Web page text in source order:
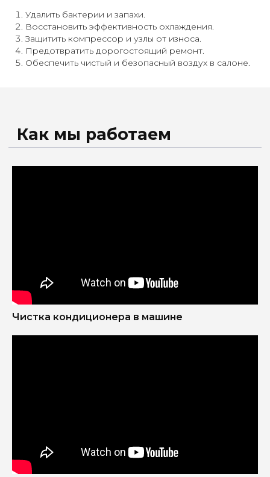
Удалить бактерии и запахи.
Восстановить эффективность охлаждения.
Защитить компрессор и узлы от износа.
Предотвратить дорогостоящий ремонт.
Обеспечить чистый и безопасный воздух в салоне.
Чистка кондиционера в машине
Нас выбирают, потому что